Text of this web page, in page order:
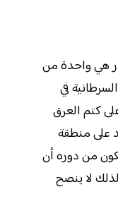
هي واحدة من
في
كتم العرق
على منطقة
من دوره أن
لا ينصح